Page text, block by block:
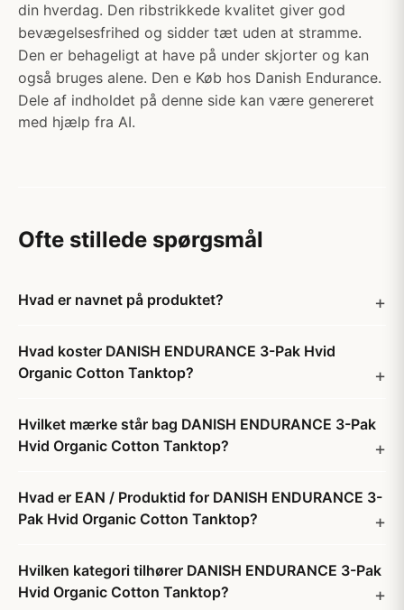
din hverdag. Den ribstrikkede kvalitet giver god
bevægelsesfrihed og sidder tæt uden at stramme.
Den er behageligt at have på under skjorter og kan
også bruges alene. Den e Køb hos Danish Endurance.
Dele af indholdet på denne side kan være genereret
med hjælp fra AI.
Ofte stillede spørgsmål
Hvad er navnet på produktet?
Hvad koster DANISH ENDURANCE 3-Pak Hvid
Organic Cotton Tanktop?
Hvilket mærke står bag DANISH ENDURANCE 3-Pak
Hvid Organic Cotton Tanktop?
Hvad er EAN / Produktid for DANISH ENDURANCE 3-
Pak Hvid Organic Cotton Tanktop?
Hvilken kategori tilhører DANISH ENDURANCE 3-Pak
Hvid Organic Cotton Tanktop?